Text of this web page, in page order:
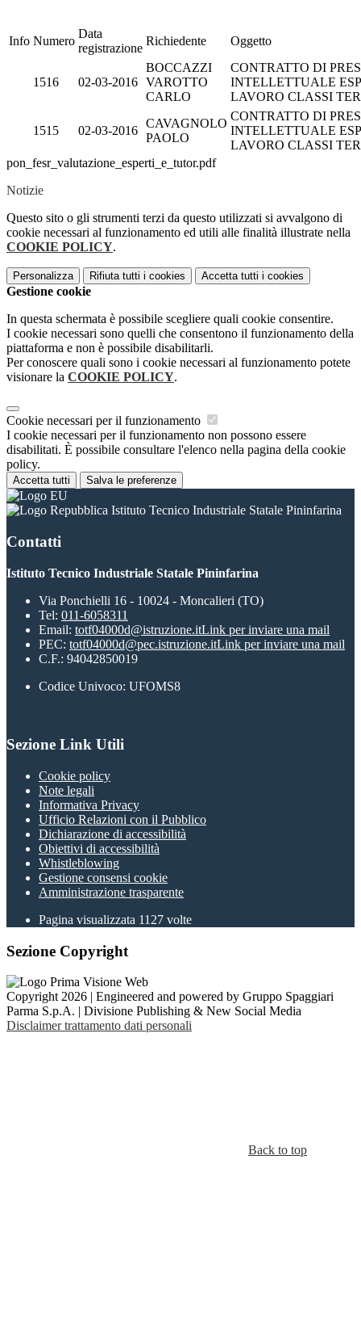
Info Numero
Data
registrazione
Richiedente Oggetto
1516 02-03-2016
BOCCAZZI
VAROTTO
CARLO
CONTRATTO DI
INTELLETTUALE
LAVORO CLASSI
1515 02-03-2016
CAVAGNOLO
PAOLO
CONTRATTO DI
INTELLETTUALE
LAVORO CLASSI
pon_fesr_valutazione_esperti_e_tutor.pdf
Notizie
Questo sito o gli strumenti terzi da questo utilizzati si avvalgono di
cookie necessari al funzionamento ed utili alle finalità illustrate nella
COOKIE POLICY.
Personalizza Rifiuta tutti i cookies Accetta tutti i cookies
Gestione cookie
In questa schermata è possibile scegliere quali cookie consentire.
I cookie necessari sono quelli che consentono il funzionamento della
piattaforma e non è possibile disabilitarli.
Per conoscere quali sono i cookie necessari al funzionamento potete
visionare la COOKIE POLICY.
Cookie necessari per il funzionamento
I cookie necessari per il funzionamento non possono essere
disabilitati. È possibile consultare l'elenco nella pagina della cookie
policy.
Accetta tutti Salva le preferenze
Istituto Tecnico Industriale Statale Pininfarina
Contatti
Istituto Tecnico Industriale Statale Pininfarina
Via Ponchielli 16 - 10024 - Moncalieri (TO)
Tel: 011-6058311
Email: totf04000d@istruzione.itLink per inviare una mail
PEC: totf04000d@pec.istruzione.itLink per inviare una mail
C.F.: 94042850019
Codice Univoco: UFOMS8
Sezione Link Utili
Cookie policy
Note legali
Informativa Privacy
Ufficio Relazioni con il Pubblico
Dichiarazione di accessibilità
Obiettivi di accessibilità
Whistleblowing
Gestione consensi cookie
Amministrazione trasparente
Pagina visualizzata 1127 volte
Sezione Copyright
Copyright 2026 | Engineered and powered by Gruppo Spaggiari
Parma S.p.A. | Divisione Publishing & New Social Media
Disclaimer trattamento dati personali
Back to top